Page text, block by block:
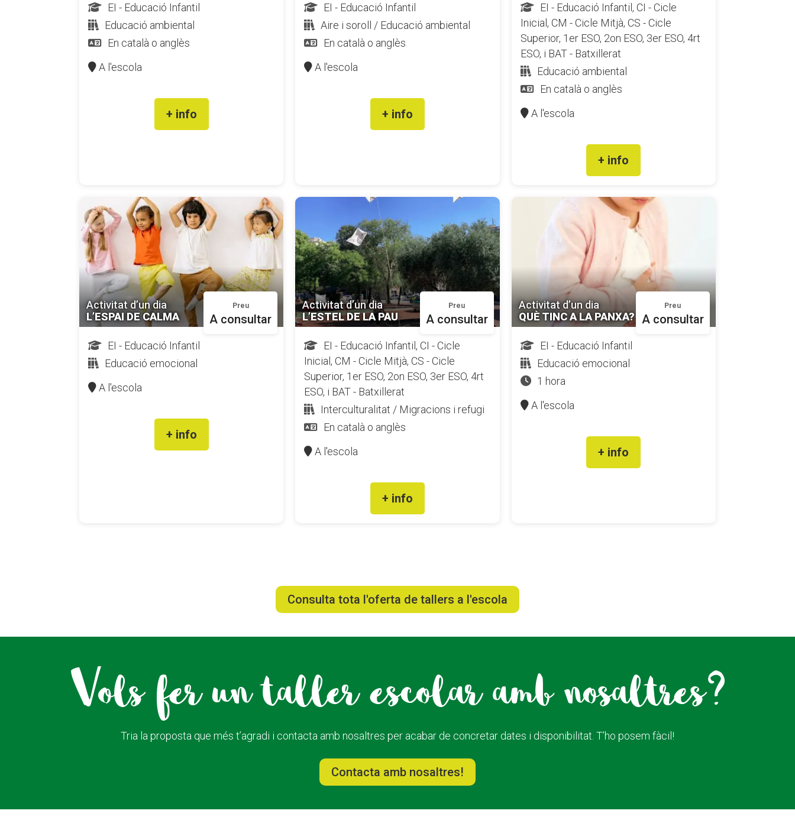
EI - Educació Infantil
Educació ambiental
En català o anglès
A l'escola
+ info
EI - Educació Infantil
Aire i soroll / Educació ambiental
En català o anglès
A l'escola
+ info
EI - Educació Infantil, CI - Cicle
Inicial, CM - Cicle Mitjà, CS - Cicle
Superior, 1er ESO, 2on ESO, 3er ESO, 4rt
ESO, i BAT - Batxillerat
Educació ambiental
En català o anglès
A l'escola
+ info
Activitat d’un dia
L’ESPAI DE CALMA
Preu
A consultar
EI - Educació Infantil
Educació emocional
A l'escola
+ info
Activitat d’un dia
L’ESTEL DE LA PAU
Preu
A consultar
EI - Educació Infantil, CI - Cicle
Inicial, CM - Cicle Mitjà, CS - Cicle
Superior, 1er ESO, 2on ESO, 3er ESO, 4rt
ESO, i BAT - Batxillerat
Interculturalitat / Migracions i refugi
En català o anglès
A l'escola
+ info
Activitat d’un dia
QUÈ TINC A LA PANXA?
Preu
A consultar
EI - Educació Infantil
Educació emocional
1 hora
A l'escola
+ info
Consulta tota l'oferta de tallers a l'escola
Vols fer un taller escolar amb nosaltres?
Tria la proposta que més t’agradi i contacta amb nosaltres per acabar de concretar dates i disponibilitat. T’ho posem fàcil!
Contacta amb nosaltres!